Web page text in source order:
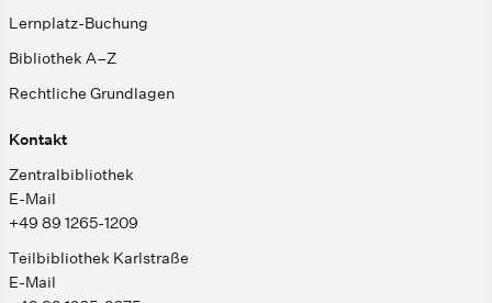
Lernplatz-Buchung
Bibliothek A–Z
Rechtliche Grundlagen
Kontakt
Zentralbibliothek
E-Mail
+49 89 1265-1209
Teilbibliothek Karlstraße
E-Mail